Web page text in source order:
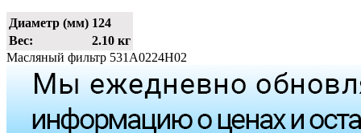
Диаметр (мм) 124
Вес:
2.10 кг
Масляный фильтр 531A0224H02